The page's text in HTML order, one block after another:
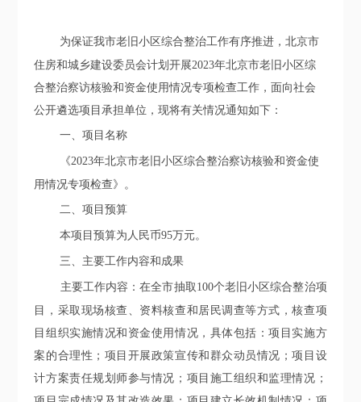
为保证我市老旧小区综合整治工作有序推进，北京市
住房和城乡建设委员会计划开展2023年北京市老旧小区综
合整治察访核验和资金使用情况专项检查工作，面向社会
公开遴选项目承担单位，现将有关情况通知如下：
一、项目名称
《2023年北京市老旧小区综合整治察访核验和资金使
用情况专项检查》 。
二、项目预算
本项目预算为人民币95万元。
三、主要工作内容和成果
主要工作内容：在全市抽取 100个老旧小区综合整治项
目，采取现场核查、资料核查和居民调查等方式，核查项
目组织实施情况和资金使用情况，具体包括：项目实施方
案的合理性；项目开展政策宣传和群众动员情况；项目设
计方案责任规划师参与情况；项目施工组织和监理情况；